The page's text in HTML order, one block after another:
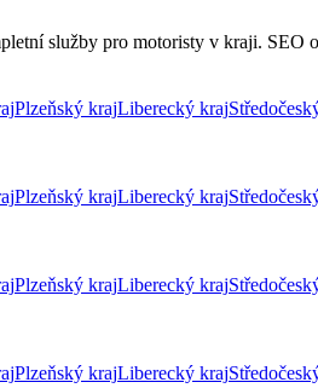
služby pro motoristy v kraji. SEO
Plzeňský krajLiberecký kraj
Plzeňský krajLiberecký kraj
Plzeňský krajLiberecký kraj
Plzeňský krajLiberecký kraj